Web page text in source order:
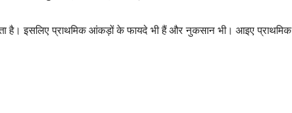
है। इसलिए प्राथमिक आंकड़ों के फायदे भी हैं और नुकसान भी। आइए